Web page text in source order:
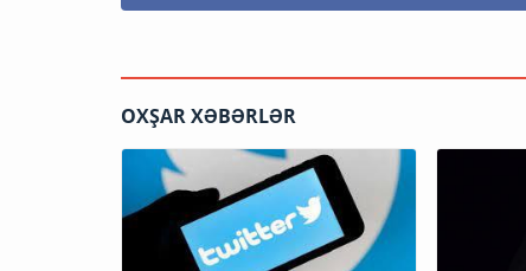
OXŞAR XƏBƏRLƏR